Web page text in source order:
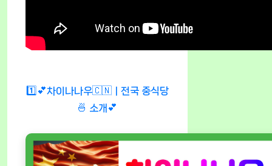
1️⃣💕차이나나우🇨🇳ㅣ전국 중식당
🍜 소개💕